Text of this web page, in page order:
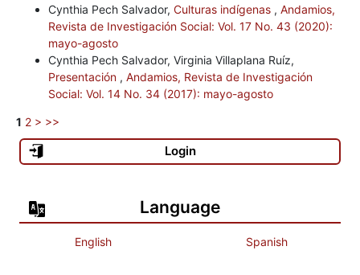
Cynthia Pech Salvador, Culturas indígenas , Andamios,
Revista de Investigación Social: Vol. 17 No. 43 (2020):
mayo-agosto
Cynthia Pech Salvador, Virginia Villaplana Ruíz,
Presentación , Andamios, Revista de Investigación
Social: Vol. 14 No. 34 (2017): mayo-agosto
1 2 > >>
Login
Language
English Spanish